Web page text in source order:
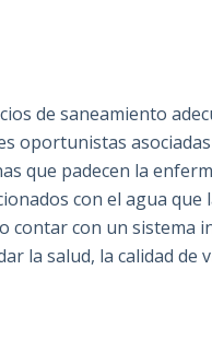
de saneamiento
oportunistas
que padecen la
con el agua que
con un sistema
la salud, la calidad de